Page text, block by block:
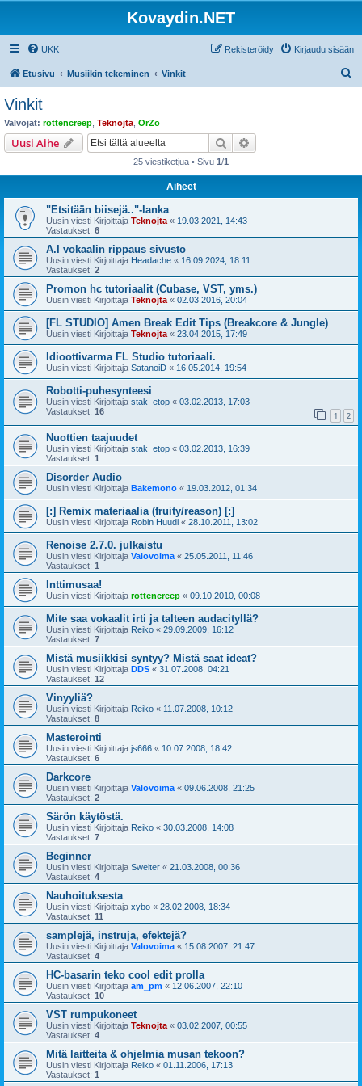
Kovaydin.NET
UKK Kirjaudu sisään
Rekisteröidy
Etusivu Musiikin tekeminen Vinkit
Vinkit
Valvojat: rottencreep Teknojta OrZo
Uusi Aihe Etsi
25 viestiketjua • Sivu 1/1
Aiheet
"Etsitään biisejä.."-lanka
Uusin viesti Kirjoittaja Teknojta « 19.03.2021, 14:43
Vastaukset: 6
A.I vokaalin rippaus sivusto
Uusin viesti Kirjoittaja Headache « 16.09.2024, 18:11
Vastaukset: 2
Promon hc tutoriaalit (Cubase, VST, yms.)
Uusin viesti Kirjoittaja Teknojta « 02.03.2016, 20:04
[FL STUDIO] Amen Break Edit Tips (Breakcore & Jungle)
Uusin viesti Kirjoittaja Teknojta « 23.04.2015, 17:49
Idioottivarma FL Studio tutoriaali.
Uusin viesti Kirjoittaja SatanoiD « 16.05.2014, 19:54
Robotti-puhesynteesi
Uusin viesti Kirjoittaja stak_etop « 03.02.2013, 17:03
Vastaukset: 16 1 2
Nuottien taajuudet
Uusin viesti Kirjoittaja stak_etop « 03.02.2013, 16:39
Vastaukset: 1
Disorder Audio
Uusin viesti Kirjoittaja Bakemono « 19.03.2012, 01:34
[:] Remix materiaalia (fruity/reason) [:]
Uusin viesti Kirjoittaja Robin Huudi « 28.10.2011, 13:02
Renoise 2.7.0. julkaistu
Uusin viesti Kirjoittaja Valovoima « 25.05.2011, 11:46
Vastaukset: 1
Inttimusaa!
Uusin viesti Kirjoittaja rottencreep « 09.10.2010, 00:08
Mite saa vokaalit irti ja talteen audacityllä?
Uusin viesti Kirjoittaja Reiko « 29.09.2009, 16:12
Vastaukset: 7
Mistä musiikkisi syntyy? Mistä saat ideat?
Uusin viesti Kirjoittaja DDS « 31.07.2008, 04:21
Vastaukset: 12
Vinyyliä?
Uusin viesti Kirjoittaja Reiko « 11.07.2008, 10:12
Vastaukset: 8
Masterointi
Uusin viesti Kirjoittaja js666 « 10.07.2008, 18:42
Vastaukset: 6
Darkcore
Uusin viesti Kirjoittaja Valovoima « 09.06.2008, 21:25
Vastaukset: 2
Särön käytöstä.
Uusin viesti Kirjoittaja Reiko « 30.03.2008, 14:08
Vastaukset: 7
Beginner
Uusin viesti Kirjoittaja Swelter « 21.03.2008, 00:36
Vastaukset: 4
Nauhoituksesta
Uusin viesti Kirjoittaja xybo « 28.02.2008, 18:34
Vastaukset: 11
samplejä, instruja, efektejä?
Uusin viesti Kirjoittaja Valovoima « 15.08.2007, 21:47
Vastaukset: 4
HC-basarin teko cool edit prolla
Uusin viesti Kirjoittaja am_pm « 12.06.2007, 22:10
Vastaukset: 10
VST rumpukoneet
Uusin viesti Kirjoittaja Teknojta « 03.02.2007, 00:55
Vastaukset: 4
Mitä laitteita & ohjelmia musan tekoon?
Uusin viesti Kirjoittaja Reiko « 01.11.2006, 17:13
Vastaukset: 1